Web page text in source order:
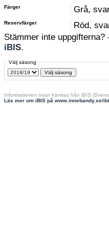
Färger Grå,
Reservfärger
Röd,
Stämmer inte
iBIS.
Välj säsong
Informationen ovan hämtas från iBIS
Läs mer om iBIS på www.innebandy.se/